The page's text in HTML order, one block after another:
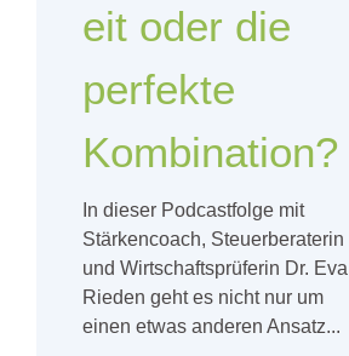
eit oder die
perfekte
Kombination?
In dieser Podcastfolge mit
Stärkencoach, Steuerberaterin
und Wirtschaftsprüferin Dr. Eva
Rieden geht es nicht nur um
einen etwas anderen Ansatz...